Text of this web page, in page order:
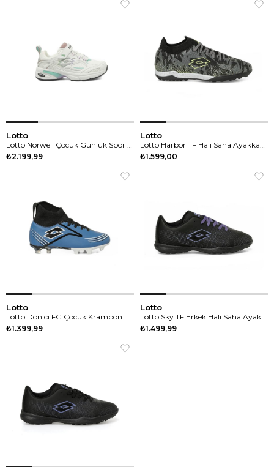
Lotto
₺2.199,99
Lotto
₺1.599,00
Lotto
Lotto Donici FG Çocuk Krampon
₺1.399,99
Lotto
₺1.499,99